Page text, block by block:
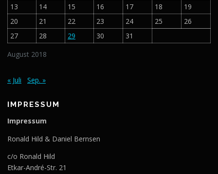
August 2018
13
14 15 16 17 18
19
20
21 22 23 24 25
26
27
28 29 30 31
« Juli Sep. »
IMPRESSUM
Impressum
Ronald Hild & Daniel Bernsen
c/o Ronald Hild
Etkar-André-Str. 21